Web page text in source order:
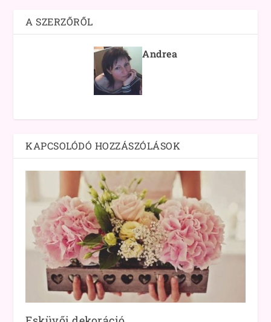
A SZERZŐRŐL
Andrea
KAPCSOLÓDÓ HOZZÁSZÓLÁSOK